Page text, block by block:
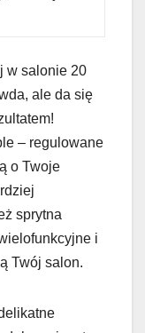
w salonie 20
ale da się
– regulowane
o Twoje
sprytna
i
Twój salon.